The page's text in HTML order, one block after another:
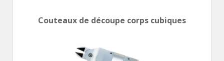
Couteaux de découpe corps cubiques